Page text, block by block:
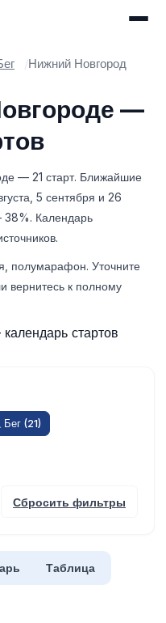
Нижний Новгород
—
— 21 старт. Ближайшие
5 сентября и 26
Календарь
полумарафон. Уточните
вернитесь к полному
Бег (21)
Сбросить фильтры
Таблица